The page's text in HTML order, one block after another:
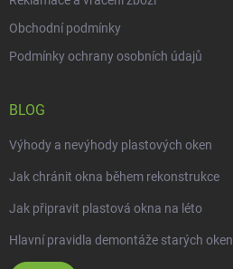
Obchodní podmínky
Podmínky ochrany osobních údajů
BLOG
Výhody a nevýhody plastových oken
Jak chránit okna během rekonstrukce
Jak připravit plastová okna na léto
Hlavní pravidla demontáže starých oken